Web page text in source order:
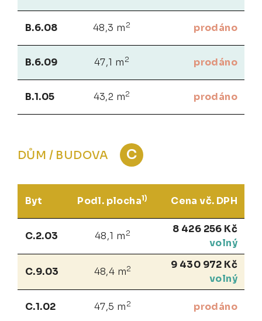
B.6.08 48,3 m 2 prodáno
B.6.09 47,1 m 2 prodáno
B.1.05 43,2 m2 prodáno
DŮM / BUDOVA C
Byt Podl. plocha1) Cena vč. DPH
C.2.03 48,1 m 2
8 426 256 Kč
volný
C.9.03 48,4 m2
9 430 972 Kč
volný
C.1.02 47,5 m 2 prodáno